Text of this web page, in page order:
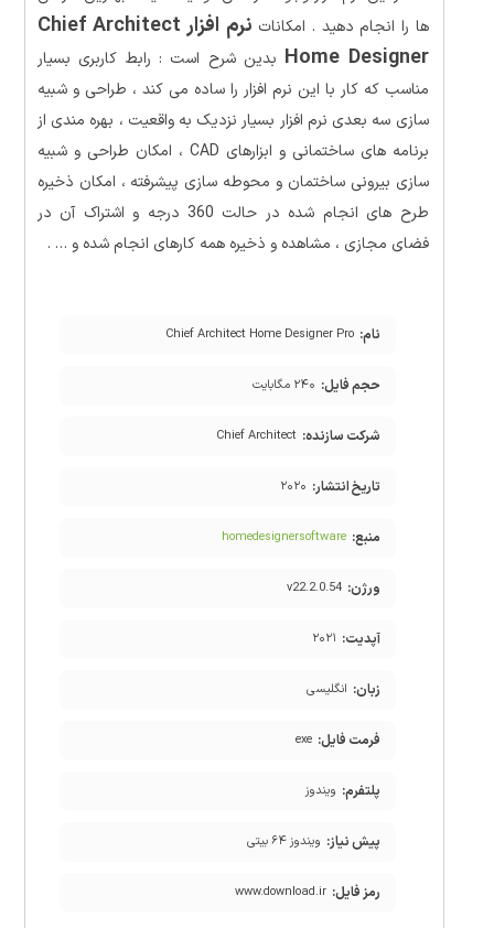
ها را انجام دهید . امکانات
نرم افزار Chief Architect
Home Designer بدین شرح است : رابط کاربری بسیار
مناسب که کار با این نرم افزار را ساده می کند ، طراحی و شبیه
سازی سه بعدی نرم افزار بسیار نزدیک به واقعیت ، بهره مندی از
برنامه های ساختمانی و ابزارهای CAD ، امکان طراحی و شبیه
سازی بیرونی ساختمان و محوطه سازی پیشرفته ، امکان ذخیره
طرح های انجام شده در حالت 360 درجه و اشتراک آن در
فضای مجازی ، مشاهده و ذخیره همه کارهای انجام شده و … .
نام: Chief Architect Home Designer Pro
حجم فایل: ۲۴۰ مگابایت
شرکت سازنده: Chief Architect
تاریخ انتشار: ۲۰۲۰
منبع: homedesignersoftware
ورژن: v22.2.0.54
آپدیت: ۲۰۲۱
زبان: انگلیسی
فرمت فایل: exe
پلتفرم: ویندوز
پیش نیاز: ویندوز ۶۴ بیتی
رمز فایل: www.download.ir